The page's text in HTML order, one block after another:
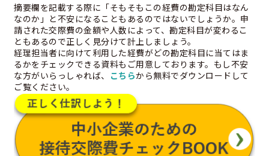
摘要欄を記載する際に「そもそもこの経費の勘定科目はなん
なのか」と不安になることもあるのではないでしょうか。申
請された交際費の金額や人数によって、勘定科目が変わるこ
ともあるので正しく見分けて計上しましょう。
経理担当者に向けて利用した経費がどの勘定科目に当てはま
るかをチェックできる資料もご用意しております。もし不安
な方がいらっしゃれば、
こちらから無料でダウンロードして
ご覧ください。